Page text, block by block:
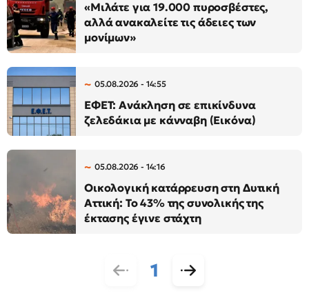
«Μιλάτε για 19.000 πυροσβέστες,
αλλά ανακαλείτε τις άδειες των
μονίμων»
05.08.2026 - 14:55
ΕΦΕΤ: Ανάκληση σε επικίνδυνα
ζελεδάκια με κάνναβη (Εικόνα)
05.08.2026 - 14:16
Οικολογική κατάρρευση στη Δυτική
Αττική: Το 43% της συνολικής της
έκτασης έγινε στάχτη
1